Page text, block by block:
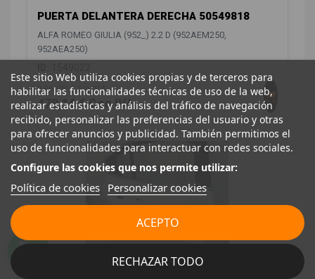
PUERTA DELANTERA DERECHA 50549818
ALFA ROMEO GIULIA (952_) 2.2 D (952AEM250,
952AEA250)
396,00 € Sin IVA
479,16 € Con IVA
Este sitio Web utiliza cookies propias y de terceros para
habilitar las funcionalidades técnicas de uso de la web,
realizar estadísticas y análisis del tráfico de navegación
recibido, personalizar las preferencias del usuario y otras
para ofrecer anuncios y publicidad. También permitimos el
uso de funcionalidades para interactuar con redes sociales.
Configure las cookies que nos permite utilizar:
Política de cookies Personalizar cookies
RECHAZAR TODO
ACEPTO